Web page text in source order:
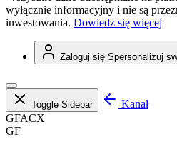
wyłącznie informacyjny i nie są
inwestowania. Dowiedz się więcej
Zaloguj się Spersonalizuj
Toggle Sidebar
Kanał
GFACX
GF